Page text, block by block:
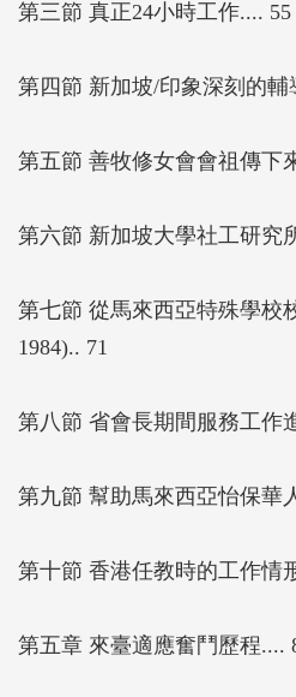
第三節 真正24小時工作.... 55
第四節 新加坡/印象深刻的輔
第五節 善牧修女會會祖傳下
第六節 新加坡大學社工研究
第七節 從馬來西亞特殊學校
1984).. 71
第八節 省會長期間服務工作
第九節 幫助馬來西亞怡保華
第十節 香港任教時的工作情
第五章 來臺適應奮鬥歷程....